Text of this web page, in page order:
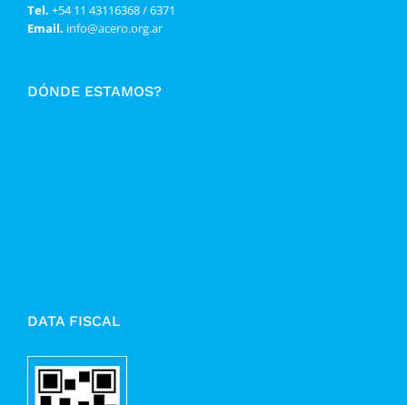
Tel. +54 11 43116368 / 6371
Email. info@acero.org.ar
DÓNDE ESTAMOS?
DATA FISCAL